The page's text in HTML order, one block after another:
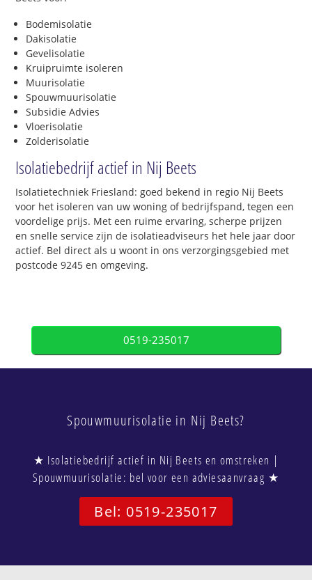
Bodemisolatie
Dakisolatie
Gevelisolatie
Kruipruimte isoleren
Muurisolatie
Spouwmuurisolatie
Subsidie Advies
Vloerisolatie
Zolderisolatie
Isolatiebedrijf actief in Nij Beets
Isolatietechniek Friesland: goed bekend in regio Nij Beets
voor het isoleren van uw woning of bedrijfspand, tegen een
voordelige prijs. Met een ruime ervaring, scherpe prijzen
en snelle service zijn de isolatieadviseurs het hele jaar door
actief. Bel direct als u woont in ons verzorgingsgebied met
postcode 9245 en omgeving.
0519-235017
Spouwmuurisolatie in Nij Beets?
★ Isolatiebedrijf actief in Nij Beets en omstreken |
Spouwmuurisolatie: bel voor een adviesaanvraag ★
Bel: 0519-235017